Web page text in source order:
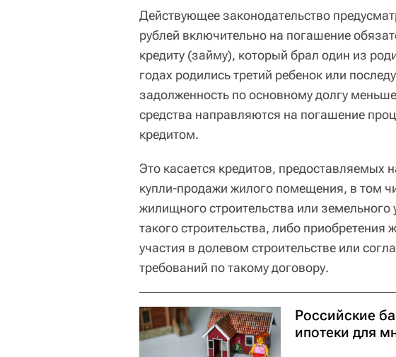
Действующее законодательство
рублей включительно на погашение
кредиту (займу), который брал один из
годах родились третий ребенок или
задолженность по основному долгу
средства направляются на погашение
кредитом.
Это касается кредитов, предоставляемых
купли-продажи жилого помещения, в том
жилищного строительства или земельного
такого строительства, либо
участия в долевом строительстве или
требований по такому договору.
Российские
ипотеки для